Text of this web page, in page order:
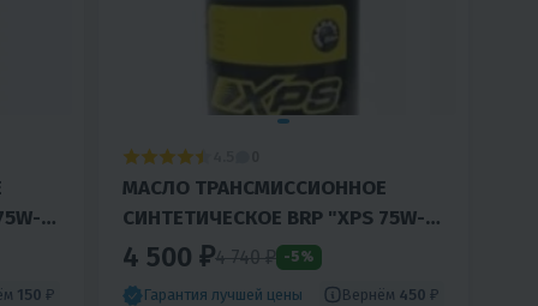
150 ₽
МАСЛО ТРАНСМИССИОННОЕ
СИНТЕТИЧЕСКОЕ BRP "XPS 75W-
140", 946ML (619590182)
4 500 ₽4 740 ₽ -5%
Гарантия лучшей цены Вернём 450 ₽